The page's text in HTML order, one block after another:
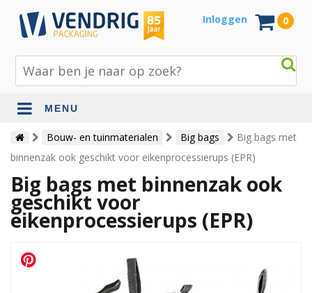
Inloggen 0
MENU
Beschermingsmateriaal
Bouw- en tuinmaterialen
Inpak - en verzendmaterialen
Jute en lopers
Tape en stickers
Bouw- en tuinmaterialen Big bags
Big bags met
binnenzak ook geschikt voor eikenprocessierups (EPR)
Big bags met binnenzak ook
geschikt voor
eikenprocessierups (EPR)